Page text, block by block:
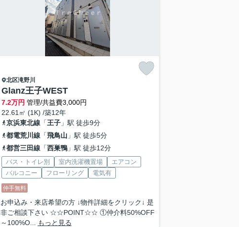
北区滝野川
Glanz王子WEST
7.2万円 管理/共益費3,000円
22.61㎡ (1K) /築12年
京浜東北線「王子」駅 徒歩9分
都電荒川線「飛鳥山 」駅 徒歩5分
都営三田線「西巣鴨」駅 徒歩12分
バス・トイレ別 室内洗濯機置場
エアコン
バルコニー
フローリング 電気有
仲手無料
お申込み・来店希望の方 ↓物件詳細をクリック↓ 是
非ご相談下さい ☆☆POINT☆☆ ①仲介料50%OFF
～100%O...
もっと見る